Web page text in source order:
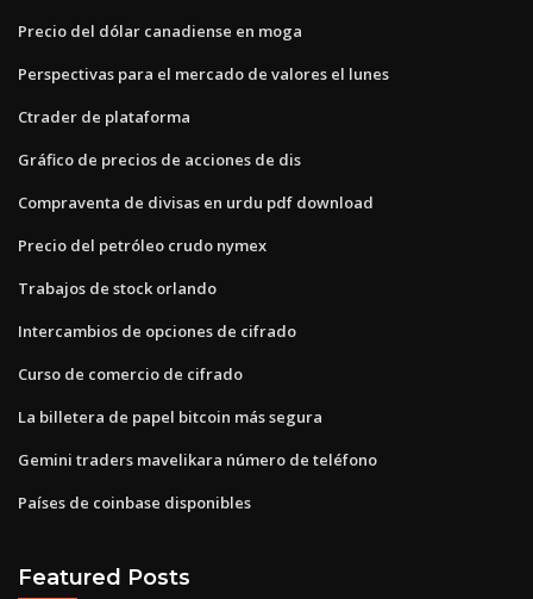
Precio del dólar canadiense en moga
Perspectivas para el mercado de valores el lunes
Ctrader de plataforma
Gráfico de precios de acciones de dis
Compraventa de divisas en urdu pdf download
Precio del petróleo crudo nymex
Trabajos de stock orlando
Intercambios de opciones de cifrado
Curso de comercio de cifrado
La billetera de papel bitcoin más segura
Gemini traders mavelikara número de teléfono
Países de coinbase disponibles
Featured Posts